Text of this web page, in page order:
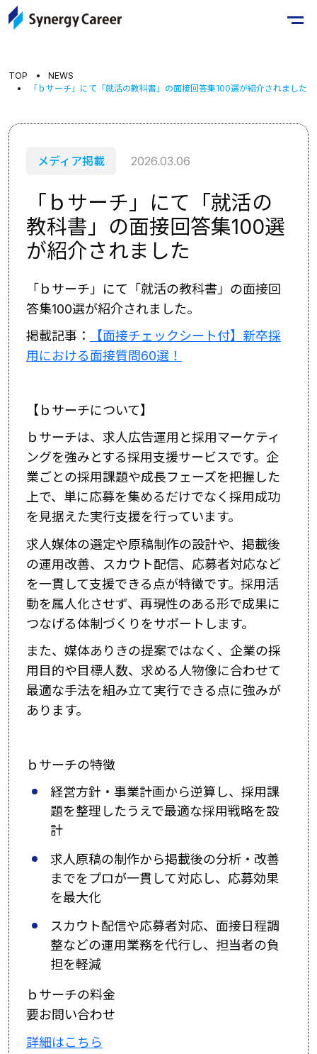
TOP
NEWS
「ｂサーチ」にて「就活の教科書」の面接回答集100選が紹介されました
メディア掲載 2026.03.06
「ｂサーチ」にて「就活の
教科書」の面接回答集100選
が紹介されました
「ｂサーチ」にて「就活の教科書」の面接回
答集100選が紹介されました。
掲載記事：
【面接チェックシート付】新卒採
用における面接質問60選！
【ｂサーチについて】
ｂサーチは、求人広告運用と採用マーケティ
ングを強みとする採用支援サービスです。企
業ごとの採用課題や成長フェーズを把握した
上で、単に応募を集めるだけでなく採用成功
を見据えた実行支援を行っています。
求人媒体の選定や原稿制作の設計や、掲載後
の運用改善、スカウト配信、応募者対応など
を一貫して支援できる点が特徴です。採用活
動を属人化させず、再現性のある形で成果に
つなげる体制づくりをサポートします。
また、媒体ありきの提案ではなく、企業の採
用目的や目標人数、求める人物像に合わせて
最適な手法を組み立て実行できる点に強みが
あります。
ｂサーチの特徴
経営方針・事業計画から逆算し、採用課
題を整理したうえで最適な採用戦略を設
計
求人原稿の制作から掲載後の分析・改善
までをプロが一貫して対応し、応募効果
を最大化
スカウト配信や応募者対応、面接日程調
整などの運用業務を代行し、担当者の負
担を軽減
ｂサーチの料金
要お問い合わせ
詳細はこちら